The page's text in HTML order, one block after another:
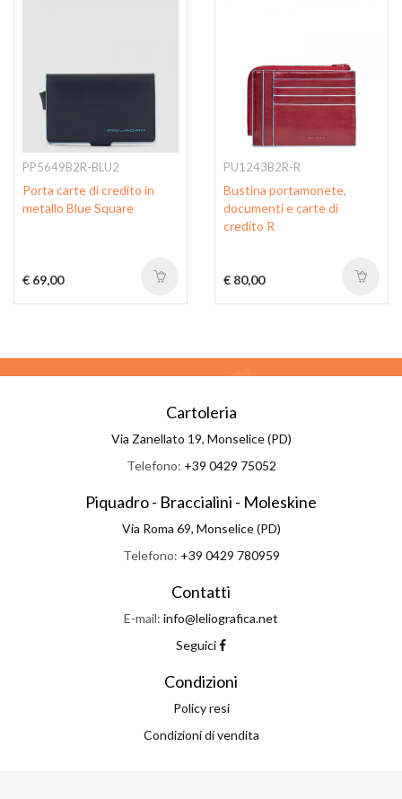
PP5649B2R-BLU2
Porta carte di credito in
metallo Blue Square
€ 69,00
PU1243B2R-R
Bustina portamonete,
documenti e carte di
credito R
€ 80,00
Cartoleria
Via Zanellato 19, Monselice (PD)
Telefono: +39 0429 75052
Piquadro - Braccialini - Moleskine
Via Roma 69, Monselice (PD)
Telefono: +39 0429 780959
Contatti
E-mail: info@leliografica.net
Seguici
Condizioni
Policy resi
Condizioni di vendita